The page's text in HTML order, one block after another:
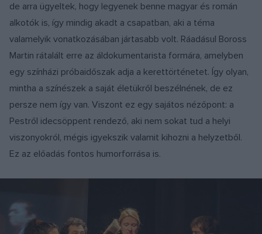
de arra ügyeltek, hogy legyenek benne magyar és román
alkotók is, így mindig akadt a csapatban, aki a téma
valamelyik vonatkozásában jártasabb volt. Ráadásul Boross
Martin rátalált erre az áldokumentarista formára, amelyben
egy színházi próbaidőszak adja a kerettörténetet. Így olyan,
mintha a színészek a saját életükről beszélnének, de ez
persze nem így van. Viszont ez egy sajátos nézőpont: a
Pestről idecsöppent rendező, aki nem sokat tud a helyi
viszonyokról, mégis igyekszik valamit kihozni a helyzetből.
Ez az előadás fontos humorforrása is.